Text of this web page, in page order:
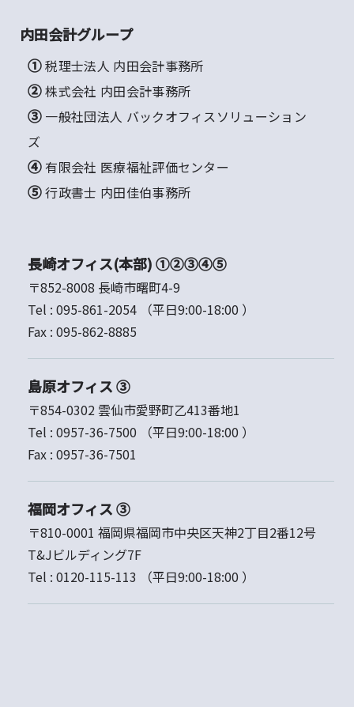
内田会計グループ
① 税理士法人 内田会計事務所
② 株式会社 内田会計事務所
③ 一般社団法人 バックオフィスソリューション
ズ
④ 有限会社 医療福祉評価センター
⑤ 行政書士 内田佳伯事務所
長崎オフィス(本部) ①②③④⑤
〒852-8008 長崎市曙町4-9
Tel : 095-861-2054
（平日9:00-18:00 ）
Fax : 095-862-8885
島原オフィス ③
〒854-0302 雲仙市愛野町乙413番地1
Tel : 0957-36-7500
（平日9:00-18:00 ）
Fax : 0957-36-7501
福岡オフィス ③
〒810-0001 福岡県福岡市中央区天神2丁目2番12号
T&Jビルディング7F
Tel : 0120-115-113 （平日9:00-18:00 ）